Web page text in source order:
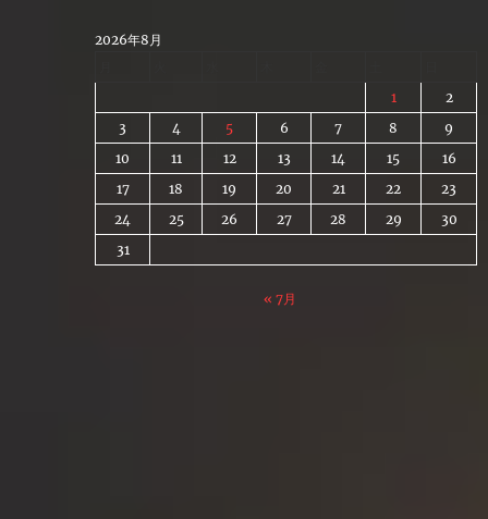
2026年8月
1
2
3
4 5 6 7 8
9
10
11 12 13 14 15
16
17
18 19 20 21 22
23
24
25 26 27 28 29
30
31
« 7月